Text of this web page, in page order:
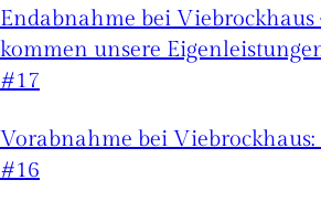
Endabnahme bei
kommen unsere
#17
Vorabnahme bei Viebrockhaus:
#16